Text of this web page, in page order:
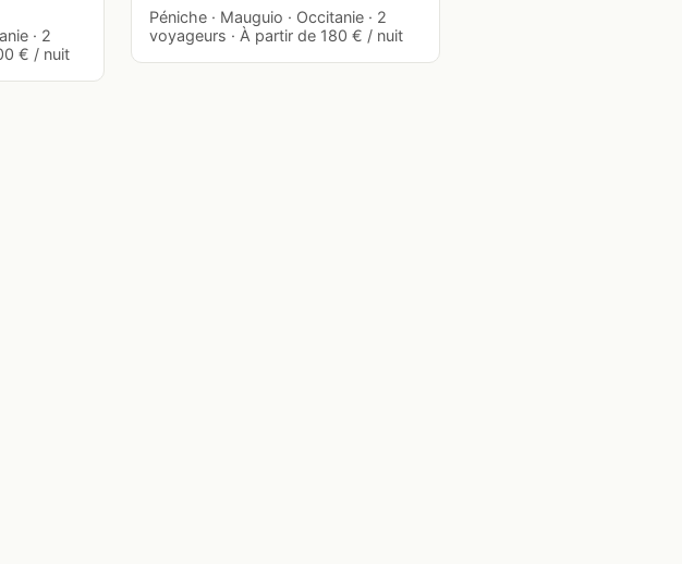
· 2
€ / nuit
Péniche · Mauguio · Occitanie · 2
voyageurs · À partir de 180 € / nuit